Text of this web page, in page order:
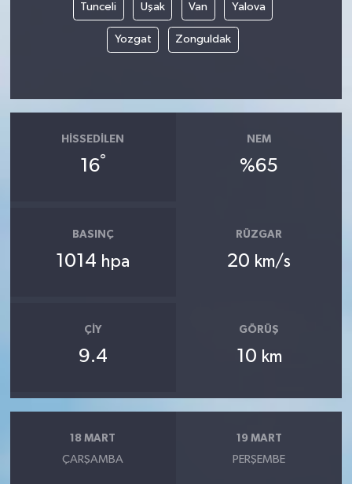
Tunceli Uşak Van Yalova
Yozgat Zonguldak
HISSEDILEN
16°
NEM
%65
BASINÇ
1014 hpa
RÜZGAR
20 km/s
ÇIY
9.4
GÖRÜŞ
10 km
18 MART
ÇARŞAMBA
19 MART
PERŞEMBE